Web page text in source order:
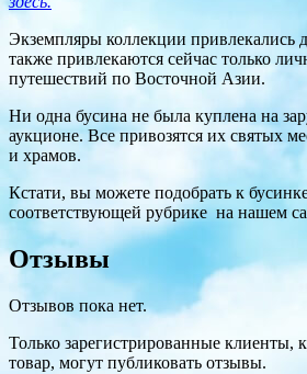
Экземпляры коллекции привлекались
также привлекаются сейчас только
путешествий по Восточной Азии.
Ни одна бусина не была куплена на
аукционе. Все привозятся их святых
и храмов.
Кстати, вы можете подобрать к
соответствующей рубрике на нашем
Отзывы
Отзывов пока нет.
Только зарегистрированные
товар, могут публиковать отзывы.